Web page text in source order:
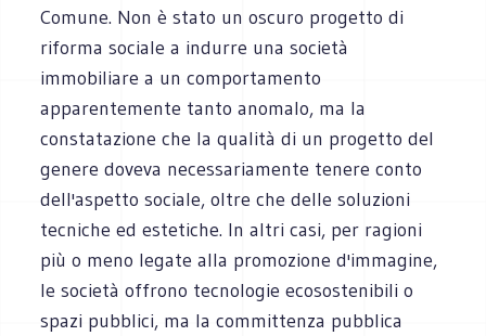
Comune. Non è stato un oscuro progetto di
riforma sociale a indurre una società
immobiliare a un comportamento
apparentemente tanto anomalo, ma la
constatazione che la qualità di un progetto del
genere doveva necessariamente tenere conto
dell'aspetto sociale, oltre che delle soluzioni
tecniche ed estetiche. In altri casi, per ragioni
più o meno legate alla promozione d'immagine,
le società offrono tecnologie ecosostenibili o
spazi pubblici, ma la committenza pubblica